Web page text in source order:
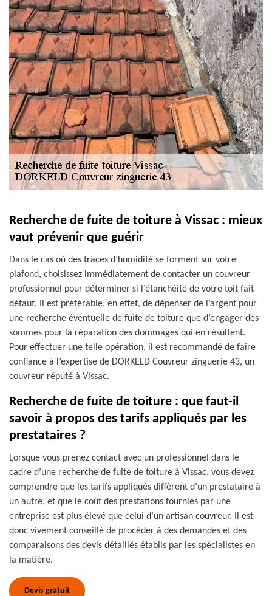
Recherche de fuite de toiture à Vissac : mieux
vaut prévenir que guérir
Dans le cas où des traces d’humidité se forment sur votre
plafond, choisissez immédiatement de contacter un couvreur
professionnel pour déterminer si l’étanchéité de votre toit fait
défaut. Il est préférable, en effet, de dépenser de l’argent pour
une recherche éventuelle de fuite de toiture que d’engager des
sommes pour la réparation des dommages qui en résultent.
Pour effectuer une telle opération, il est recommandé de faire
confiance à l’expertise de DORKELD Couvreur zinguerie 43, un
couvreur réputé à Vissac.
Recherche de fuite de toiture : que faut-il
savoir à propos des tarifs appliqués par les
prestataires ?
Lorsque vous prenez contact avec un professionnel dans le
cadre d’une recherche de fuite de toiture à Vissac, vous devez
comprendre que les tarifs appliqués diffèrent d’un prestataire à
un autre, et que le coût des prestations fournies par une
entreprise est plus élevé que celui d’un artisan couvreur. Il est
donc vivement conseillé de procéder à des demandes et des
comparaisons des devis détaillés établis par les spécialistes en
la matière.
Devis gratuit